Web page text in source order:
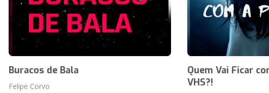
Buracos de Bala
Felipe Corvo
Quem Vai Ficar
VHS?!